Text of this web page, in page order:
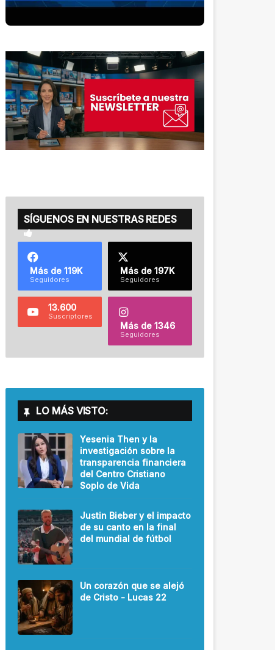
SÍGUENOS EN NUESTRAS REDES
Más de 119K
Seguidores
Más de 197K
Seguidores
13.600
Suscriptores
Más de 1346
Seguidores
LO MÁS VISTO:
Yesenia Then y la
investigación sobre la
transparencia financiera
del Centro Cristiano
Soplo de Vida
Justin Bieber y el impacto
de su canto en la final
del mundial de fútbol
Un corazón que se alejó
de Cristo - Lucas 22